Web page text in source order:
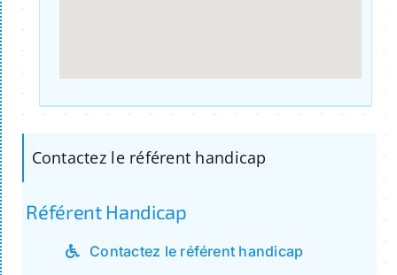
Contactez le référent handicap
Référent Handicap
Contactez le référent handicap